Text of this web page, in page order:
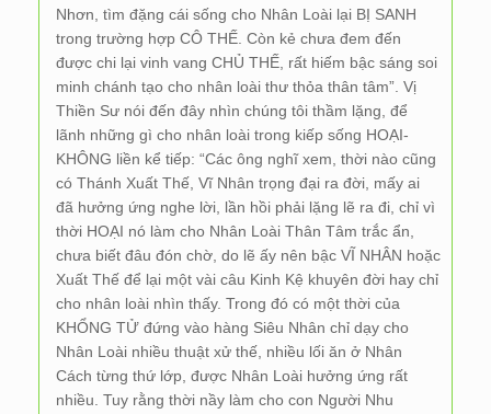
Nhơn, tìm đặng cái sống cho Nhân Loài lại BỊ SANH
trong trường hợp CÔ THẾ. Còn kẻ chưa đem đến
được chi lại vinh vang CHỦ THẾ, rất hiếm bậc sáng soi
minh chánh tạo cho nhân loài thư thỏa thân tâm”. Vị
Thiền Sư nói đến đây nhìn chúng tôi thầm lặng, để
lãnh những gì cho nhân loài trong kiếp sống HOẠI-
KHÔNG liền kể tiếp: “Các ông nghĩ xem, thời nào cũng
có Thánh Xuất Thế, Vĩ Nhân trọng đại ra đời, mấy ai
đã hưởng ứng nghe lời, lần hồi phải lặng lẽ ra đi, chỉ vì
thời HOẠI nó làm cho Nhân Loài Thân Tâm trắc ẩn,
chưa biết đâu đón chờ, do lẽ ấy nên bậc VĨ NHÂN hoặc
Xuất Thế để lại một vài câu Kinh Kệ khuyên đời hay chỉ
cho nhân loài nhìn thấy. Trong đó có một thời của
KHỔNG TỬ đứng vào hàng Siêu Nhân chỉ dạy cho
Nhân Loài nhiều thuật xử thế, nhiều lối ăn ở Nhân
Cách từng thứ lớp, được Nhân Loài hưởng ứng rất
nhiều. Tuy rằng thời nầy làm cho con Người Nhu